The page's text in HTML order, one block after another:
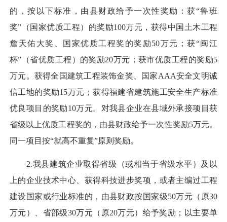
的，按以下标准，由县财政给予一次性奖励：获“鲁班
奖”（国家优质工程）的奖励100万元，获得中国土木工程
詹天佑大奖、国家优质工程奖的奖励50万元；获“闽江
杯”（省优质工程）的奖励20万元；获市优质工程的奖励5
万元。获得全国建筑工程装饰金奖、国家AAA安全文明诚
信工地的奖励15万元；获得福建省建筑施工安全生产标准
优良项目的奖励10万元。对我县企业在县域外承接项目获
省级以上优质工程奖的，由县财政给予一次性奖励5万元。
同一项目按“就高不重复”原则奖励。
2.我县建筑企业取得省级（或相当于省级水平）及以
上的企业技术中心、获得科技进步奖项，或者主编过工程
建设国家或行业标准的，由县财政按国家级50万元（原30
万元）、省部级30万元（原20万元）给予奖励；以主要单